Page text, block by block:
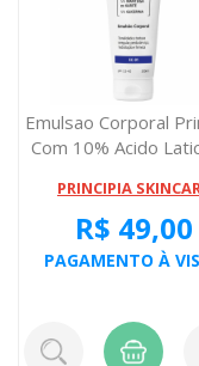
Emulsao Corporal
Com 10% Acido
PRINCIPIA
R$ 49,00
PAGAMENTO À